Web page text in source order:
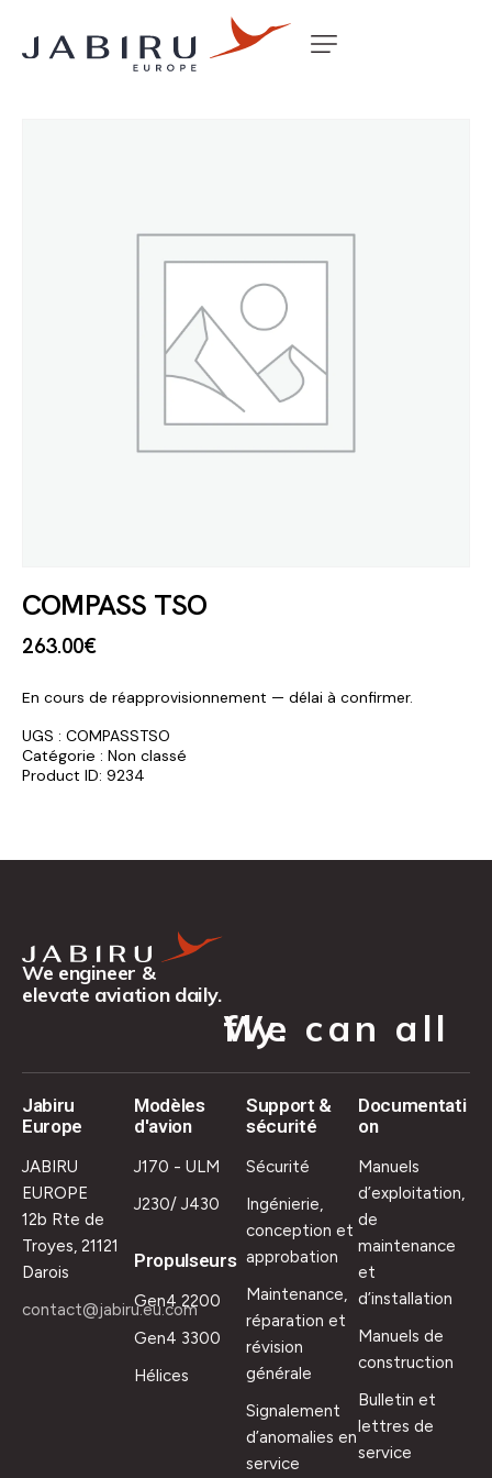
Accueil Non classé
COMPASS TSO
263.00€
En cours de réapprovisionnement — délai à confirmer.
UGS : COMPASSTSO
Catégorie : Non classé
Product ID: 9234
We engineer &
elevate aviation daily.
We can all fly.
Jabiru
Europe
JABIRU
EUROPE
12b Rte de
Troyes, 21121
Darois
contact@jabiru.eu.com
Modèles
d'avion
J170 - ULM
J230/ J430
Propulseurs
Gen4 2200
Gen4 3300
Hélices
Support &
sécurité
Sécurité
Ingénierie,
conception et
approbation
Maintenance,
réparation et
révision
générale
Signalement
d’anomalies en
service
Documentati
on
Manuels
d’exploitation,
de
maintenance
et
d’installation
Manuels de
construction
Bulletin et
lettres de
service